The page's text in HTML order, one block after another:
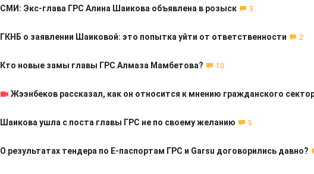
СМИ: Экс-глава ГРС Алина Шаикова объявлена в розыск 3
ГКНБ о заявлении Шаиковой: это попытка уйти от ответственности 2
Кто новые замы главы ГРС Алмаза Мамбетова? 10
Жээнбеков рассказал, как он относится к мнению гражданского
Шаикова ушла с поста главы ГРС не по своему желанию 5
О результатах тендера по E-паспортам ГРС и Garsu договорились давно?